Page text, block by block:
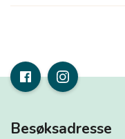
Besøksadresse